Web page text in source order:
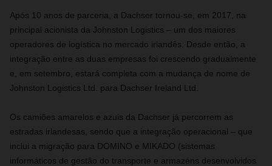
Após 10 anos de parceria, a Dachser tornou-se, em 2017, na
principal acionista da Johnston Logistics – um dos maiores
operadores de logística no mercado irlandês. Desde então, a
integração entre as duas empresas foi crescendo gradualmente
e, em setembro, estará completa com a mudança de nome de
Johnston Logistics Ltd. para Dachser Ireland Ltd.
Os camiões amarelos e azuis da Dachser já percorrem as
estradas irlandesas, sendo que a integração operacional – que
inclui a migração para DOMINO e MIKADO (sistemas
informáticos de gestão do transporte e armazéns desenvolvidos